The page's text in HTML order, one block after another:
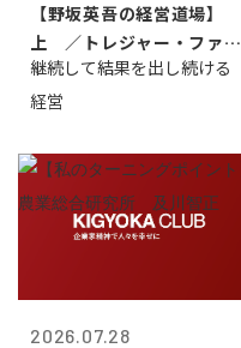
【野坂英吾の経営道場】
上 ／トレジャー・ファク
トリー社長野坂...
継続して結果を出し続ける
経営
2026.07.28